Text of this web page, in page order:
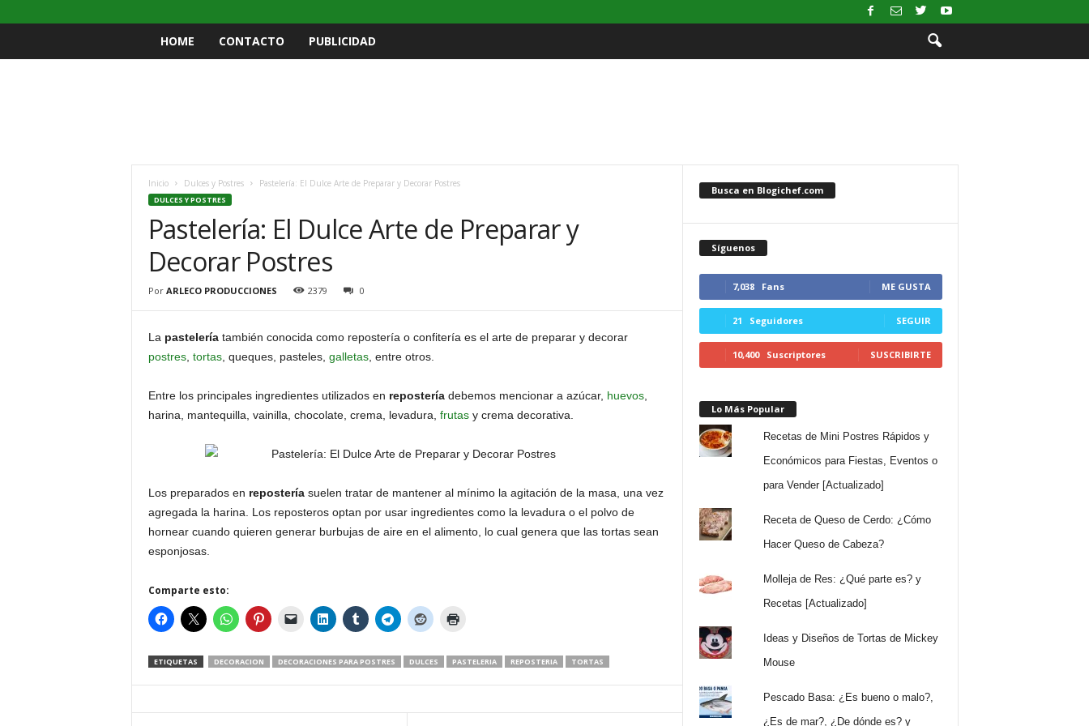
HOME CONTACTO PUBLICIDAD
Inicio Dulces y Postres Pastelería: El Dulce Arte de Preparar y Decorar Postres
DULCES Y POSTRES
Pastelería: El Dulce Arte de Preparar y
Decorar Postres
Por ARLECO PRODUCCIONES 2379 0
La pasteleríatambién conocida como repostería o confitería es el arte de preparar y decorar
postres, tortas, queques, pasteles, galletas, entre otros.
Entre los principales ingredientes utilizados en reposteríadebemos mencionar a azúcar, huevos,
harina, mantequilla, vainilla, chocolate, crema, levadura, frutasy crema decorativa.
Los preparados en reposteríasuelen tratar de mantener al mínimo la agitación de la masa, una vez
agregada la harina. Los reposteros optan por usar ingredientes como la levadura o el polvo de
hornear cuando quieren generar burbujas de aire en el alimento, lo cual genera que las tortas sean
esponjosas.
Comparte esto:
ETIQUETAS DECORACION DECORACIONES PARA POSTRES DULCES PASTELERIA REPOSTERIA TORTAS
Busca en Blogichef.com
Síguenos
7,038 Fans ME GUSTA
21 Seguidores SEGUIR
10,400 Suscriptores SUSCRIBIRTE
Lo Más Popular
Recetas de Mini Postres Rápidos y
Económicos para Fiestas, Eventos o
para Vender [Actualizado]
Receta de Queso de Cerdo: ¿Cómo
Hacer Queso de Cabeza?
Molleja de Res: ¿Qué parte es? y
Recetas [Actualizado]
Ideas y Diseños de Tortas de Mickey
Mouse
Pescado Basa: ¿Es bueno o malo?,
¿Es de mar?, ¿De dónde es? y